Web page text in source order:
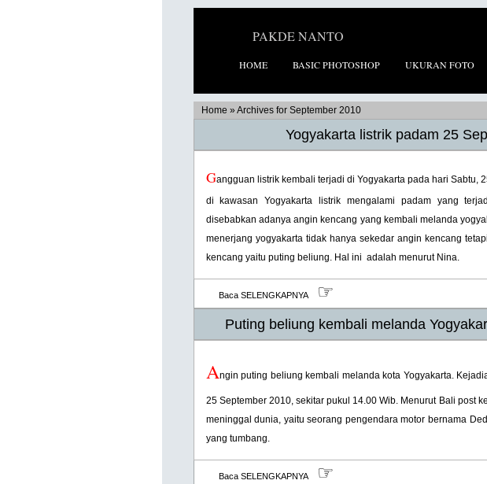
PAKDE NANTO
HOME BASIC PHOTOSHOP UKURAN FOTO
Home » Archives for September 2010
Yogyakarta listrik padam 25
Gangguan listrik kembali terjadi di Yogyakarta pada hari Sabtu,
di kawasan Yogyakarta listrik mengalami padam yang
disebabkan adanya angin kencang yang kembali melanda
menerjang yogyakarta tidak hanya sekedar angin kencang
kencang yaitu puting beliung. Hal ini adalah menurut Nina.
Baca SELENGKAPNYA ☞
Puting beliung kembali melanda
Angin puting beliung kembali melanda kota Yogyakarta.
25 September 2010, sekitar pukul 14.00 Wib. Menurut Bali post
meninggal dunia, yaitu seorang pengendara motor bernama
yang tumbang.
Baca SELENGKAPNYA ☞